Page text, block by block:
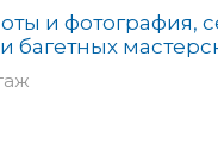
и фотография,
багетных